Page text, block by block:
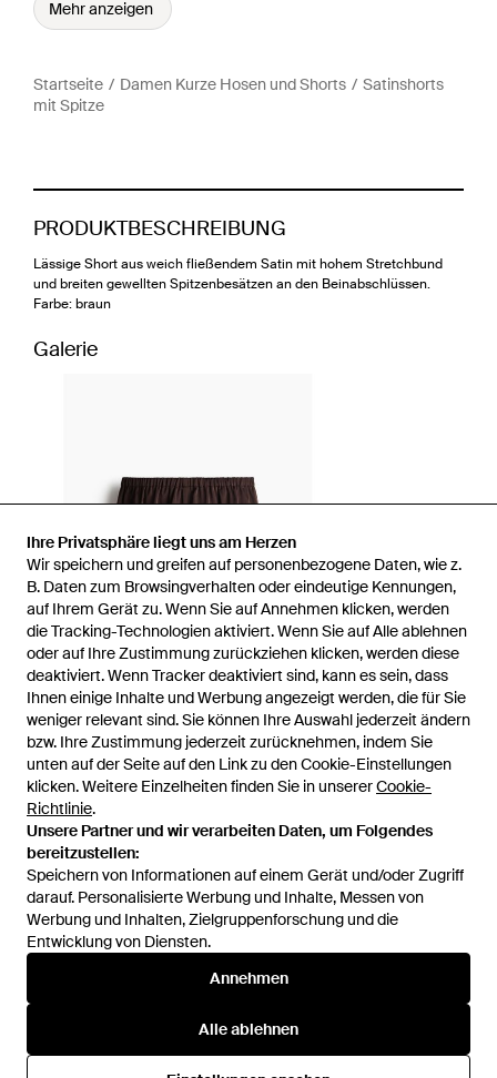
Ihre Privatsphäre liegt uns am Herzen
Wir speichern und greifen auf personenbezogene Daten, wie z.
B. Daten zum Browsingverhalten oder eindeutige Kennungen,
auf Ihrem Gerät zu. Wenn Sie auf Annehmen klicken, werden
die Tracking-Technologien aktiviert. Wenn Sie auf Alle ablehnen
oder auf Ihre Zustimmung zurückziehen klicken, werden diese
deaktiviert. Wenn Tracker deaktiviert sind, kann es sein, dass
Ihnen einige Inhalte und Werbung angezeigt werden, die für Sie
weniger relevant sind. Sie können Ihre Auswahl jederzeit ändern
bzw. Ihre Zustimmung jederzeit zurücknehmen, indem Sie
unten auf der Seite auf den Link zu den Cookie-Einstellungen
klicken. Weitere Einzelheiten finden Sie in unsererCookie-
Richtlinie.
Unsere Partner und wir verarbeiten Daten, um Folgendes
bereitzustellen:
Speichern von Informationen auf einem Gerät und/oder Zugriff
darauf. Personalisierte Werbung und Inhalte, Messen von
Werbung und Inhalten, Zielgruppenforschung und die
Entwicklung von Diensten.
Annehmen
Alle ablehnen
Mehr anzeigen
Startseite Damen Kurze Hosen und Shorts
Satinshorts
mit Spitze
PRODUKTBESCHREIBUNG
Lässige Short aus weich fließendem Satin mit hohem Stretchbund
und breiten gewellten Spitzenbesätzen an den Beinabschlüssen.
Farbe: braun
Galerie
1
Zuvor verkauft bei:
Hilfe und Informationen